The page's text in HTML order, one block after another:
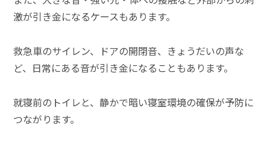
激が引き金になるケースもあります。
救急車のサイレン、ドアの開閉音、きょうだいの声な
ど、日常にある音が引き金になることもあります。
就寝前のトイレと、静かで暗い寝室環境の確保が予防に
つながります。